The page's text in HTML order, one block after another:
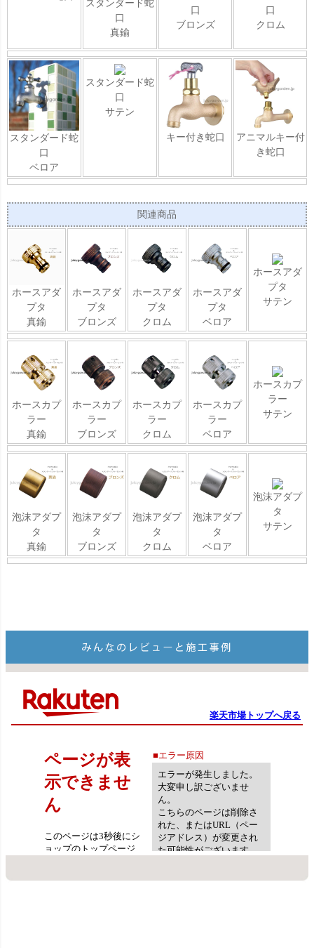
スタンダード蛇
口
真鍮
口
ブロンズ
口
クロム
スタンダード蛇
口
ベロア
スタンダード蛇
口
サテン
キー付き蛇口
アニマルキー付
き蛇口
関連商品
ホースアダ
プタ
真鍮
ホースアダ
プタ
ブロンズ
ホースアダ
プタ
クロム
ホースアダ
プタ
ベロア
ホースアダ
プタ
サテン
ホースカプ
ラー
真鍮
ホースカプ
ラー
ブロンズ
ホースカプ
ラー
クロム
ホースカプ
ラー
ベロア
ホースカプ
ラー
サテン
泡沫アダプ
タ
真鍮
泡沫アダプ
タ
ブロンズ
泡沫アダプ
タ
クロム
泡沫アダプ
タ
ベロア
泡沫アダプ
タ
サテン